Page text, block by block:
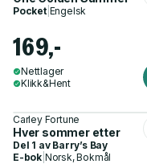
Pocket| Engelsk
169,-
Nettlager
Klikk&Hent
Carley Fortune
Hver sommer etter
Del 1 av Barry’s Bay
E-bok Norsk, Bokmål